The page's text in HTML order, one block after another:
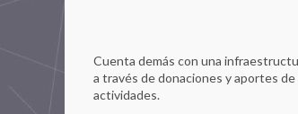
Cuenta demás con una
a través de donaciones y aportes
actividades.